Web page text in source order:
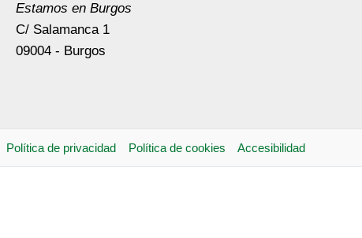
Estamos en Burgos
C/ Salamanca 1
09004 - Burgos
Política de privacidad Política de cookies Accesibilidad